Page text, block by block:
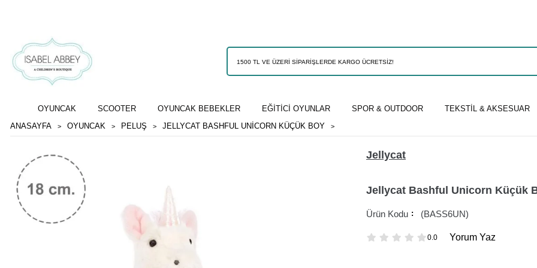
OYUNCAK SCOOTER OYUNCAK BEBEKLER EĞİTİCİ OYUNLAR SPOR & OUTDOOR
TEKSTİL & AKSESUAR
ANASAYFA
OYUNCAK PELUŞ JELLYCAT BASHFUL UNICORN KÜÇÜK BOY
Jellycat
Jellycat Bashful Unicorn Küçük
(BASS6UN)
0.0 Yorum Yaz